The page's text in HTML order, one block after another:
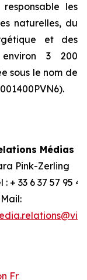
les
naturelles, du
et des
environ 3 200
sous le nom de
Médias
Pink-Zerling
: + 33 6 37 57 95 44
Fr